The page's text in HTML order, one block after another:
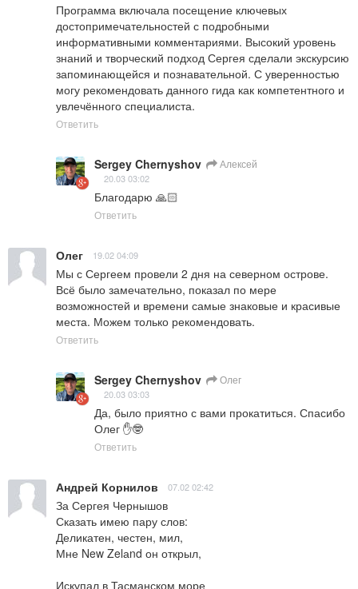
Программа включала посещение ключевых
достопримечательностей с подробными
информативными комментариями. Высокий уровень
знаний и творческий подход Сергея сделали экскурсию
запоминающейся и познавательной. С уверенностью
могу рекомендовать данного гида как компетентного и
увлечённого специалиста.
Ответить
Sergey Chernyshov Алексей
20.03 03:02
Благодарю 🙏🏻
Ответить
Олег 19.02 04:09
Мы с Сергеем провели 2 дня на северном острове.
Всё было замечательно, показал по мере
возможностей и времени самые знаковые и красивые
места. Можем только рекомендовать.
Ответить
Sergey Chernyshov Олег
20.03 03:03
Да, было приятно с вами прокатиться. Спасибо
Олег ✋🤓
Ответить
Андрей Корнилов 07.02 02:42
За Сергея Чернышов
Сказать имею пару слов:
Деликатен, честен, мил,
Мне New Zelаnd он открыл,
Искупал в Тасманском море